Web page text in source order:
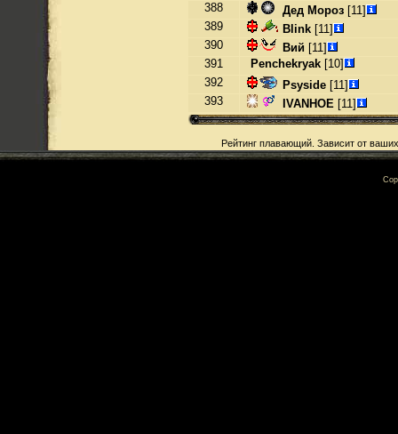
388
Дед Мороз [11]
389
Blink [11]
390
Вий [11]
391
Penchekryak [10]
392
Psyside [11]
393
IVANHOE [11]
Рейтинг плавающий. Зависит от